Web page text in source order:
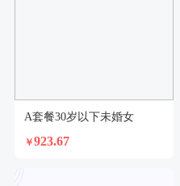
A套餐30岁以下未婚女
￥923.67